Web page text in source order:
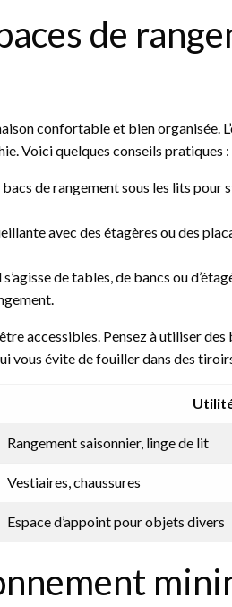
de
confortable et bien organisée.
Voici quelques conseils pratiques :
de rangement sous les lits
avec des étagères ou des
s’agisse de tables, de bancs ou
accessibles. Pensez à utiliser
vous évite de fouiller dans des
Rangement saisonnier, linge de lit
Vestiaires, chaussures
Espace d’appoint pour objets divers